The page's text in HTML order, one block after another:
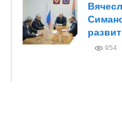
954